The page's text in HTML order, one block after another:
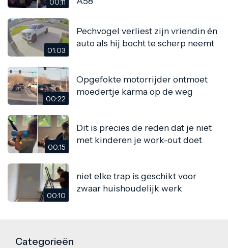
00:11
01:03
Pechvogel verliest zijn vriendin én
auto als hij bocht te scherp neemt
00:22
Opgefokte motorrijder ontmoet
moedertje karma op de weg
00:15
Dit is precies de reden dat je niet
met kinderen je work-out doet
00:10
niet elke trap is geschikt voor
zwaar huishoudelijk werk
Categorieën